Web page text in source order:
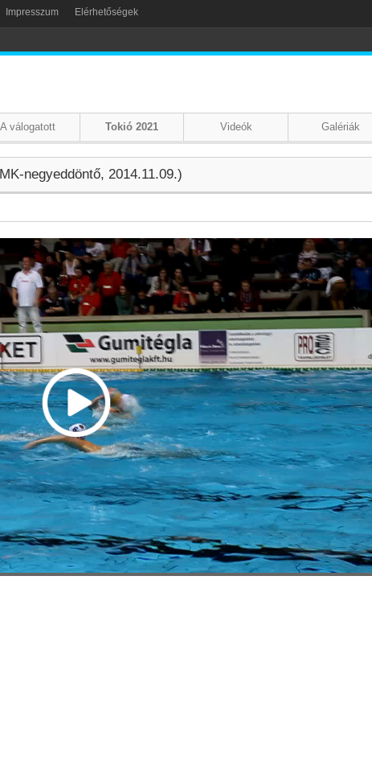
Impresszum Elérhetőségek
A válogatott Tokió 2021 Videók Galériák
negyeddöntő, 2014.11.09.)